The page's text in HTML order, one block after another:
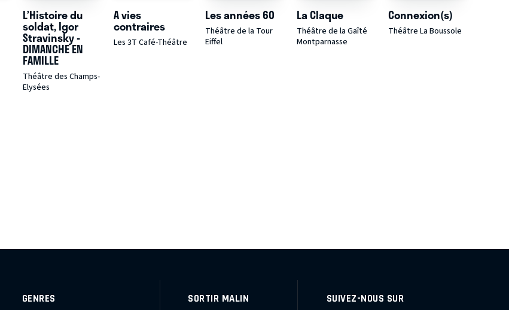
L’Histoire du
soldat, Igor
Stravinsky -
DIMANCHE EN
FAMILLE
Théâtre des Champs-
Elysées
A vies
contraires
Les 3T Café-Théâtre
Les années 60
Théâtre de la Tour
Eiffel
La Claque
Théâtre de la Gaîté
Montparnasse
Connexion(s)
Théâtre La Boussole
GENRES SORTIR MALIN SUIVEZ-NOUS SUR